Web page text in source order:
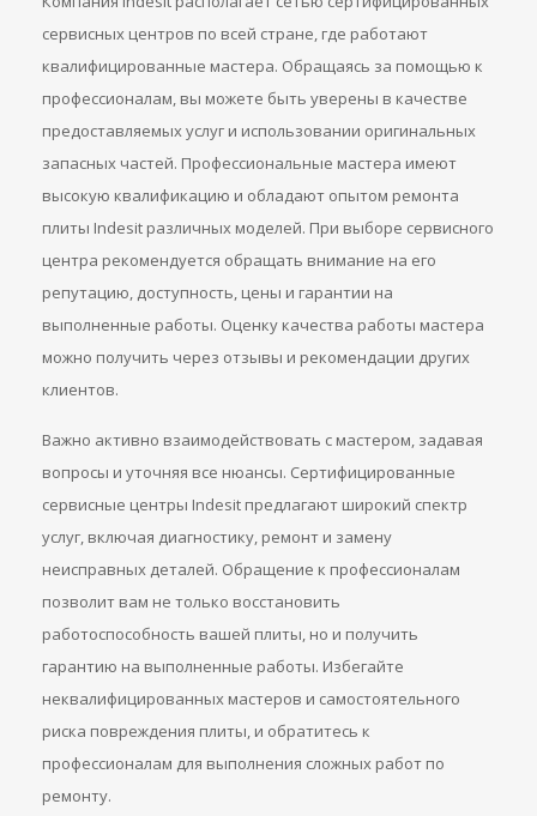
сервисных центров по всей стране, где работают
квалифицированные мастера. Обращаясь за помощью к
профессионалам, вы можете быть уверены в качестве
предоставляемых услуг и использовании оригинальных
запасных частей. Профессиональные мастера имеют
высокую квалификацию и обладают опытом ремонта
плиты Indesit различных моделей. При выборе сервисного
центра рекомендуется обращать внимание на его
репутацию, доступность, цены и гарантии на
выполненные работы. Оценку качества работы мастера
можно получить через отзывы и рекомендации других
клиентов.
Важно активно взаимодействовать с мастером, задавая
вопросы и уточняя все нюансы. Сертифицированные
сервисные центры Indesit предлагают широкий спектр
услуг, включая диагностику, ремонт и замену
неисправных деталей. Обращение к профессионалам
позволит вам не только восстановить
работоспособность вашей плиты, но и получить
гарантию на выполненные работы. Избегайте
неквалифицированных мастеров и самостоятельного
риска повреждения плиты, и обратитесь к
профессионалам для выполнения сложных работ по
ремонту.